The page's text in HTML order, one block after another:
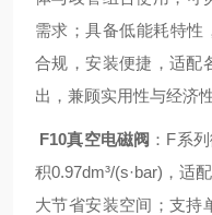
需求；具备低能耗特性
合规，安装便捷，适配
出，兼顾实用性与经济性
F10真空电磁阀 ：F系
积0.97dm³/(s·bar)，适
大节省安装空间；支持